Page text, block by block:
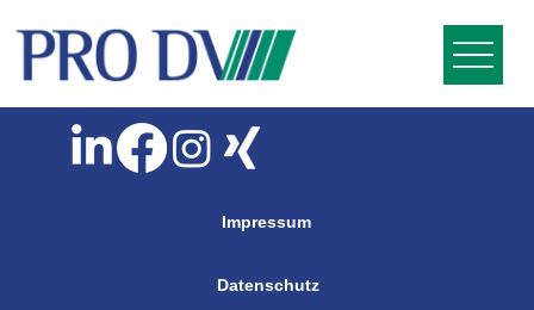
Impressum
Datenschutz